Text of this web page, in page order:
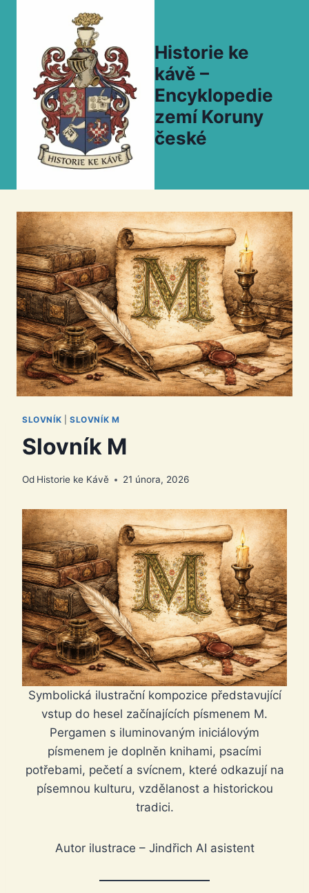
Historie ke
kávě –
Encyklopedie
zemí Koruny
české
SLOVNÍK SLOVNÍK M
Slovník M
Od Historie ke Kávě 21 února, 2026
Symbolická ilustrační kompozice představující
vstup do hesel začínajících písmenem M.
Pergamen s iluminovaným iniciálovým
písmenem je doplněn knihami, psacími
potřebami, pečetí a svícnem, které odkazují na
písemnou kulturu, vzdělanost a historickou
tradici.
Autor ilustrace – Jindřich AI asistent